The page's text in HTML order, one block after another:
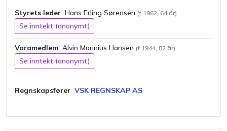
Styrets leder Hans Erling Sørensen (f 1962, 64år)
Se inntekt (anonymt)
Varamedlem Alvin Marinius Hansen (f 1944, 82 år)
Se inntekt (anonymt)
Regnskapsfører VSK REGNSKAP AS